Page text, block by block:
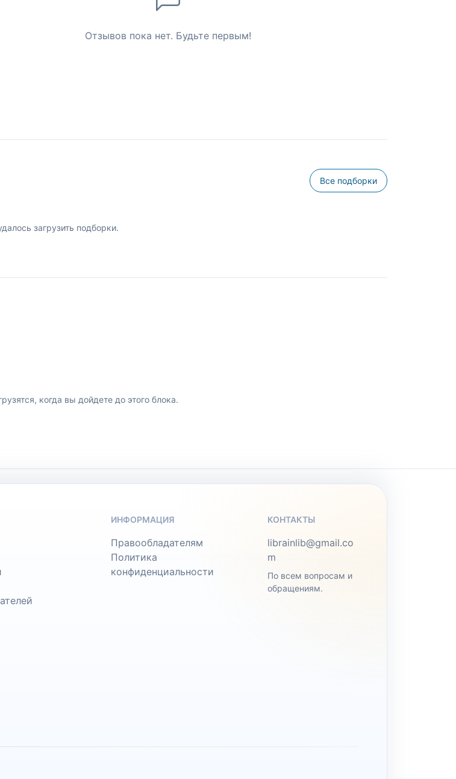
Отзывов пока нет. Будьте первым!
Все подборки
загрузить подборки.
когда вы дойдете до этого блока.
ИНФОРМАЦИЯ
Правообладателям
Политика
конфиденциальности
КОНТАКТЫ
librainlib@gmail.co
m
По всем вопросам и
обращениям.